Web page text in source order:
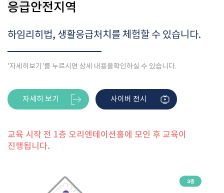
응급안전지역
하임리히법, 생활응급처치를 체험할 수 있습니다.
'자세히보기'를 누르시면 상세 내용을확인하실 수 있습니다.
자세히 보기 사이버 전시
교육 시작 전 1층 오리엔테이션홀에 모인 후 교육이
진행됩니다.